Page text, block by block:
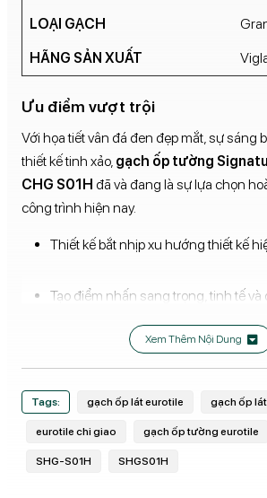
LOẠI GẠCH
HÃNG SẢN XUẤT
Ưu điểm vượt trội
Với họa tiết vân đá đen đẹp mắt, sự sáng
thiết kế tinh xảo, gạch ốp tường
CHG S01H đã và đang là sự lựa chọn
công trình hiện nay.
Thiết kế bắt nhịp xu hướng thiết kế
Tạo điểm nhấn sang trọng, tinh tế
Bề mặt nhẵn, chất liệu men bóng
chiều sâu.
Granite có nhiều tính năng ưu việt.
Xem Thêm Nội Dung
Tags: gạch ốp lát eurotile gạch ốp
eurotile chi giao gạch ốp tường eurotile
SHG-S01H SHGS01H